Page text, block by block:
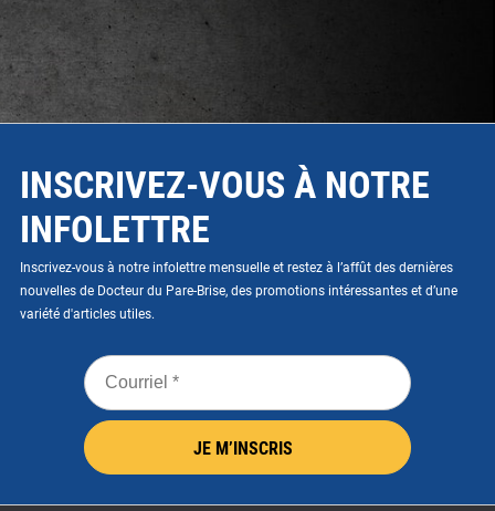
INSCRIVEZ-VOUS À NOTRE
INFOLETTRE
Inscrivez-vous à notre infolettre mensuelle et restez à l’affût des dernières
nouvelles de Docteur du Pare-Brise, des promotions intéressantes et d’une
variété d'articles utiles.
Courriel
*
JE M’INSCRIS